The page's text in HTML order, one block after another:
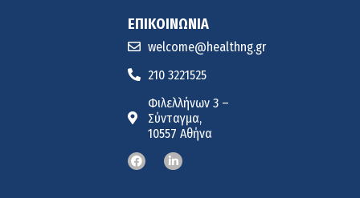
ΕΠΙΚΟΙΝΩΝΙΑ
welcome@healthng.gr
210 3221525
Φιλελλήνων 3 –
Σύνταγμα,
10557 Αθήνα